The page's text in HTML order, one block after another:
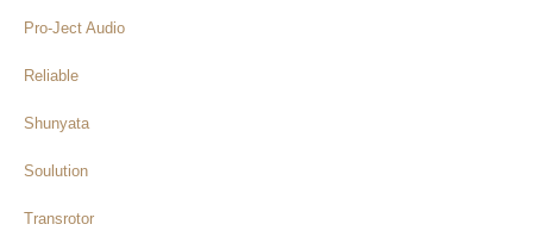
Pro-Ject Audio
Reliable
Shunyata
Soulution
Transrotor